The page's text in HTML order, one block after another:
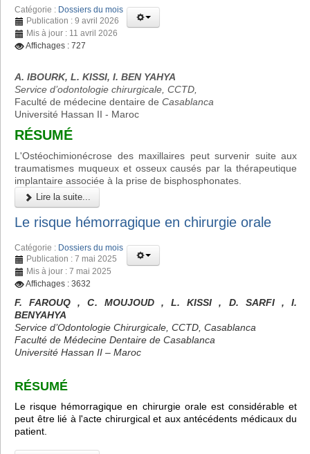
Catégorie : Dossiers du mois
Publication : 9 avril 2026
Mis à jour : 11 avril 2026
Affichages : 727
A. IBOURK, L. KISSI, I. BEN YAHYA
Service d’odontologie chirurgicale, CCTD,
Faculté de médecine dentaire de Casablanca
Université Hassan II - Maroc
RÉSUMÉ
L'Ostéochimionécrose des maxillaires peut survenir suite aux
traumatismes muqueux et osseux causés par la thérapeutique
implantaire associée à la prise de bisphosphonates.
Lire la suite...
Le risque hémorragique en chirurgie orale
Catégorie : Dossiers du mois
Publication : 7 mai 2025
Mis à jour : 7 mai 2025
Affichages : 3632
F. FAROUQ , C. MOUJOUD , L. KISSI , D. SARFI , I.
BENYAHYA
Service d’Odontologie Chirurgicale, CCTD, Casablanca
Faculté de Médecine Dentaire de Casablanca
Université Hassan II – Maroc
RÉSUMÉ
Le risque hémorragique en chirurgie orale est considérable et
peut être lié à l'acte chirurgical et aux antécédents médicaux du
patient.